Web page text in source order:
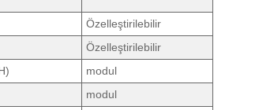
Özelleştirilebilir
Özelleştirilebilir
modul
modul